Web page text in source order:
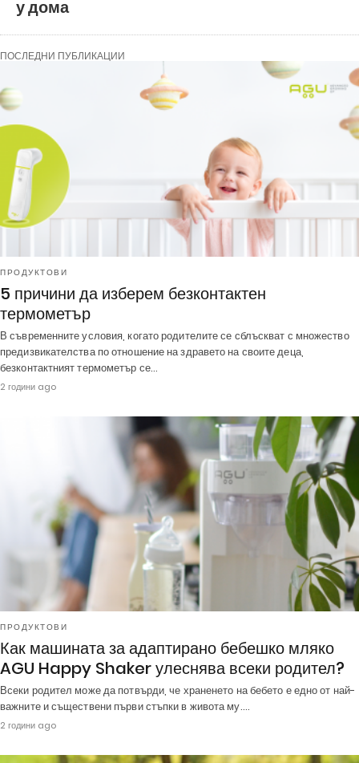
у дома
ПОСЛЕДНИ ПУБЛИКАЦИИ
ПРОДУКТОВИ
5 причини да изберем безконтактен
термометър
В съвременните условия, когато родителите се сблъскват с множество
предизвикателства по отношение на здравето на своите деца,
безконтактният термометър се…
2 години ago
ПРОДУКТОВИ
Как машината за адаптирано бебешко мляко
AGU Happy Shaker улеснява всеки родител?
Всеки родител може да потвърди, че храненето на бебето е едно от най-
важните и съществени първи стъпки в живота му.…
2 години ago